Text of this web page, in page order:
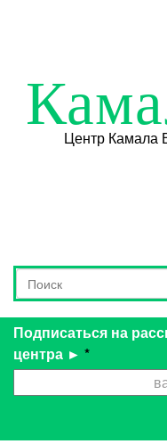
Центр Камала
Форма поиска
Подписаться на
центра ► *